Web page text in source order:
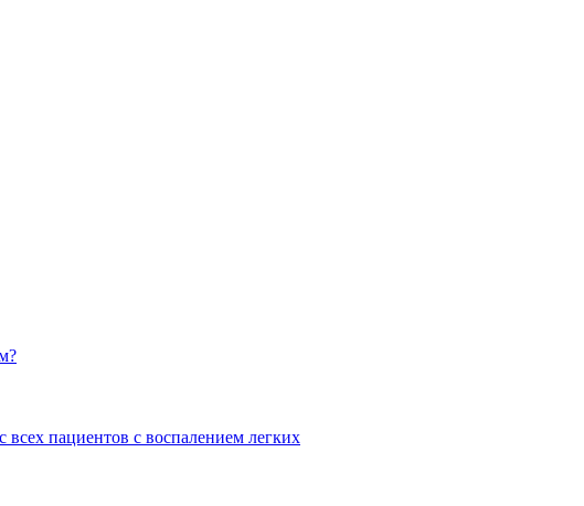
всех пациентов с воспалением легких